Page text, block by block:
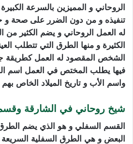
الروحاني و المميزين بالسرعة
تنفيذه و من دون الضرر على صحة و
له العمل الروحاني و يضم الكثير من
الكثيرة و منها الطرق التي تتطلب
الشخص المقصود له العمل كطريقة
فيها يطلب المختص في العمل اسم
واسم الأب و تاريخ الميلاد الخاص بهم
شيخ روحاني في الشارقة
القسم السفلي و هو الذي يضم
البعض و هي الطرق السفلية السريعة